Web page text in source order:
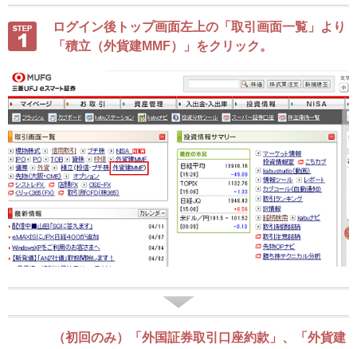
ログイン後トップ画面左上の「取引画面一覧」より
「積立（外貨建MMF）」をクリック。
（初回のみ）「外国証券取引口座約款」、「外貨建